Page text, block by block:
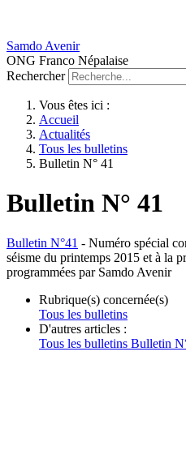
Samdo Avenir
ONG Franco Népalaise
Rechercher
Vous êtes ici :
Accueil
Actualités
Tous les bulletins
Bulletin N° 41
Bulletin N° 41
Bulletin N°41 - Numéro spécial
séisme du printemps 2015 et à la
programmées par Samdo Avenir
Rubrique(s) concernée(s)
Tous les bulletins
D'autres articles :
Tous les bulletins Bulletin